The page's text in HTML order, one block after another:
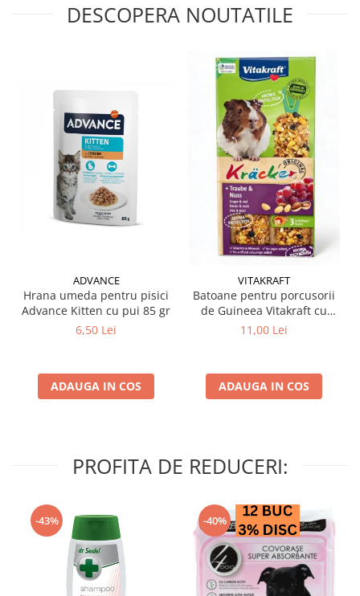
DESCOPERA NOUTATILE
ADVANCE
Hrana umeda pentru pisici
Advance Kitten cu pui 85 gr
6,50 Lei
ADAUGA IN COS
VITAKRAFT
Batoane pentru porcusorii
de Guineea Vitakraft cu
struguri & nuci 2 buc
11,00 Lei
ADAUGA IN COS
PROFITA DE REDUCERI:
-43% -40%